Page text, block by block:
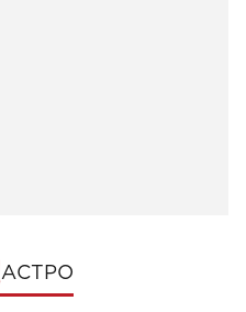
АСТРО